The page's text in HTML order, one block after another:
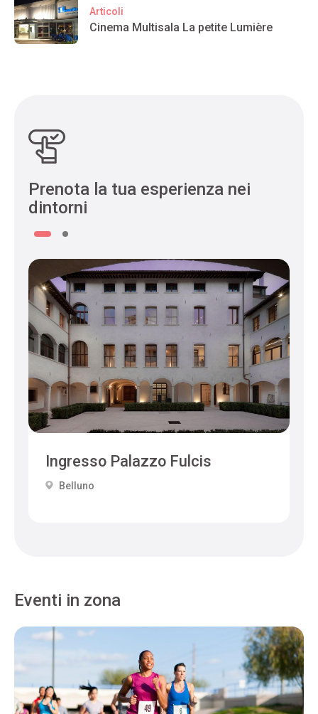
Articoli
Cinema Multisala La petite Lumière
Prenota la tua esperienza nei
dintorni
Ingresso Palazzo Fulcis
Belluno
Eventi in zona